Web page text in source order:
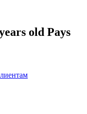
old Pays